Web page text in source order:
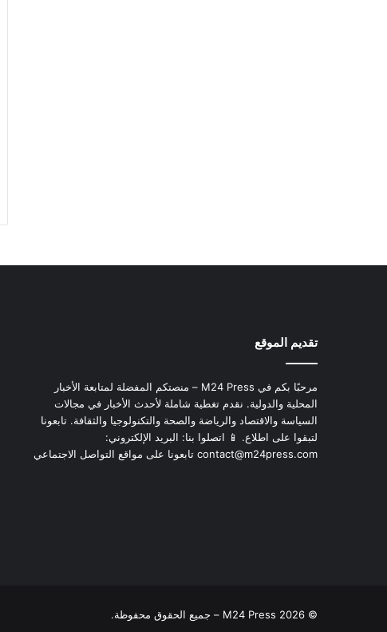
تقديم الموقع
مرحبًا بكم في M24 Press – منصتكم المفضلة لمتابعة الأخبار
المحلية والدولية. نقدم تغطية شاملة لأحدث الأخبار في مجالات
السياسة والاقتصاد والرياضة والصحة والتكنولوجيا والثقافة. تابعونا
لتبقوا على اطلاع. 📱 اتصلوا بنا: البريد الإلكتروني:
contact@m24press.com تابعونا على مواقع التواصل الاجتماعي
© 2026 M24 Press – جميع الحقوق محفوظة.